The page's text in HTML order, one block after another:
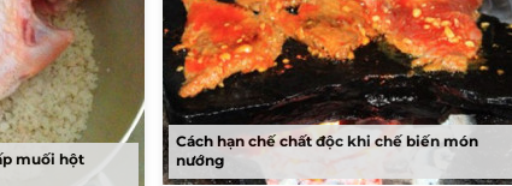
muối hột
Cách hạn chế chất độc khi chế biến món
nướng